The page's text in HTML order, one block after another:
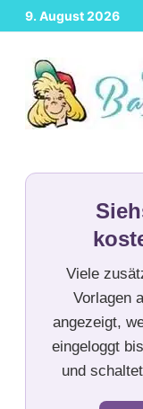
Zurück
zum
Inhalt
9. August 2026
Viele
Vorlagen
angezeigt,
eingeloggt
und